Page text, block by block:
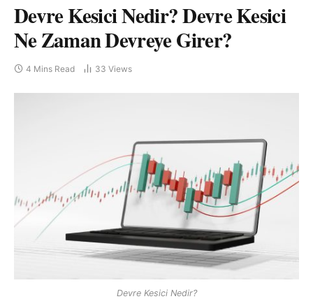
Devre Kesici Nedir? Devre Kesici
Ne Zaman Devreye Girer?
4 Mins Read 33 Views
Devre Kesici Nedir?